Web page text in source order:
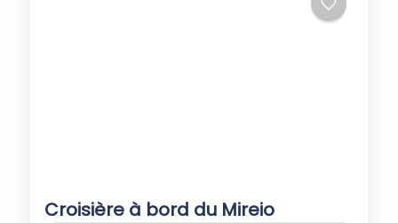
Croisière à bord du Mireio